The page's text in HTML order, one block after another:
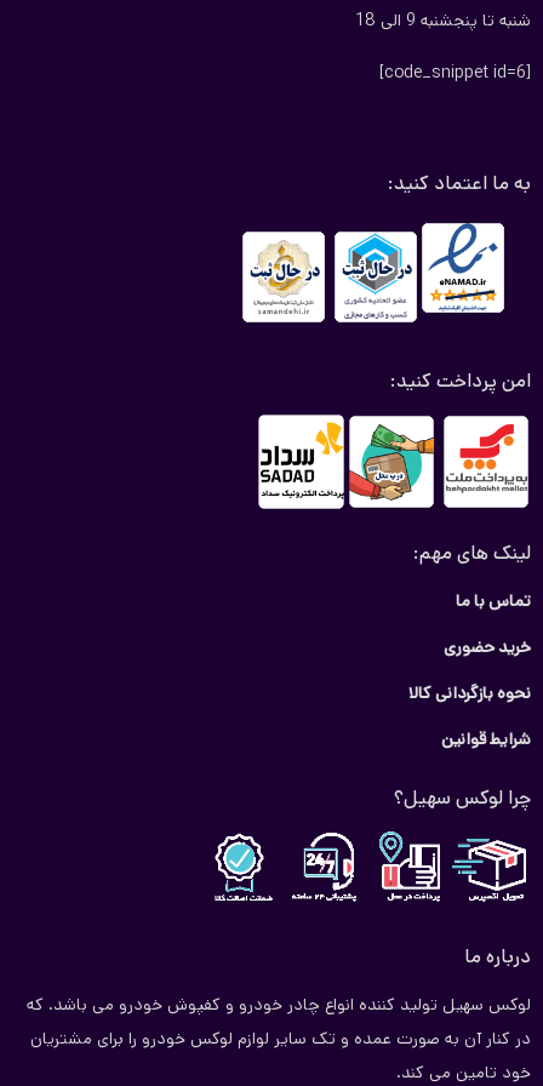
شنبه تا پنجشنبه 9 الی 18
[code_snippet id=6]
به ما اعتماد کنید:
امن پرداخت کنید:
لینک های مهم:
تماس با ما
خرید حضوری
نحوه بازگردانی کالا
شرایط قوانین
چرا لوکس سهیل؟
درباره ما
لوکس سهیل تولید کننده انواع چادر خودرو و کفپوش خودرو می باشد. که
در کنار آن به صورت عمده و تک سایر لوازم لوکس خودرو را برای مشتریان
خود تامین می کند.